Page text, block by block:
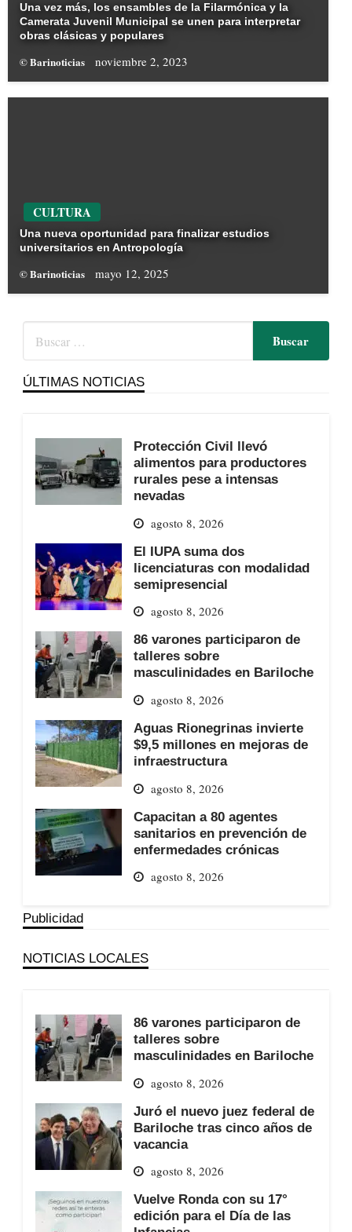
Una vez más, los ensambles de la Filarmónica y la
Camerata Juvenil Municipal se unen para interpretar
obras clásicas y populares
© Barinoticias noviembre 2, 2023
CULTURA
Una nueva oportunidad para finalizar estudios
universitarios en Antropología
© Barinoticias mayo 12, 2025
ÚLTIMAS NOTICIAS
Protección Civil llevó
alimentos para productores
rurales pese a intensas
nevadas
agosto 8, 2026
El IUPA suma dos
licenciaturas con modalidad
semipresencial
agosto 8, 2026
86 varones participaron de
talleres sobre
masculinidades en Bariloche
agosto 8, 2026
Aguas Rionegrinas invierte
$9,5 millones en mejoras de
infraestructura
agosto 8, 2026
Capacitan a 80 agentes
sanitarios en prevención de
enfermedades crónicas
agosto 8, 2026
Publicidad
NOTICIAS LOCALES
86 varones participaron de
talleres sobre
masculinidades en Bariloche
agosto 8, 2026
Juró el nuevo juez federal de
Bariloche tras cinco años de
vacancia
agosto 8, 2026
Vuelve Ronda con su 17°
edición para el Día de las